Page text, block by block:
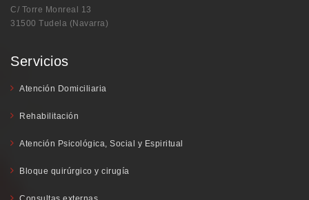
C/ Torre Monreal 13
31500 Tudela (Navarra)
Servicios
Atención Domiciliaria
Rehabilitación
Atención Psicológica, Social y Espiritual
Bloque quirúrgico y cirugía